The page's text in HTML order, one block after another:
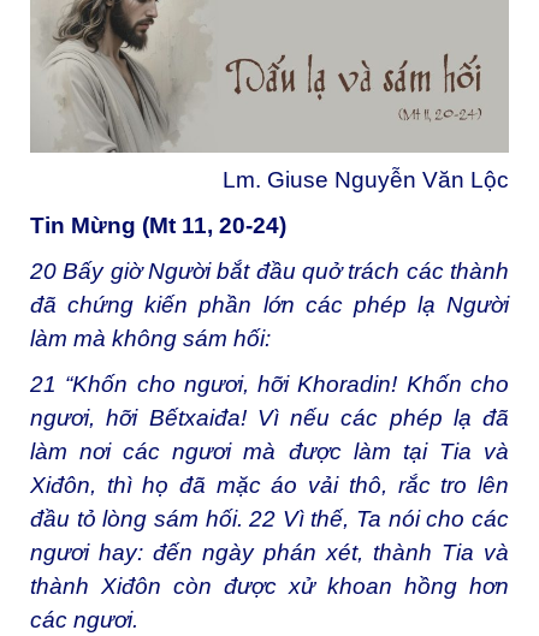
Lm. Giuse Nguyễn Văn Lộc
Tin Mừng (Mt 11, 20-24)
20 Bấy giờ Người bắt đầu quở trách các thành
đã chứng kiến phần lớn các phép lạ Người
làm mà không sám hối:
21 “Khốn cho ngươi, hỡi Khoradin! Khốn cho
ngươi, hỡi Bếtxaiđa! Vì nếu các phép lạ đã
làm nơi các ngươi mà được làm tại Tia và
Xiđôn, thì họ đã mặc áo vải thô, rắc tro lên
đầu tỏ lòng sám hối.22 Vì thế, Ta nói cho các
ngươi hay: đến ngày phán xét, thành Tia và
thành Xiđôn còn được xử khoan hồng hơn
các ngươi.